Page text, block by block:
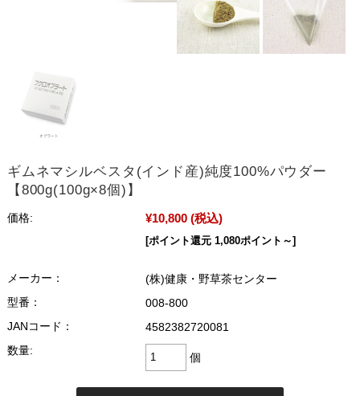
ギムネマシルベスタ(インド産)純度100%パウダー
【800g(100g×8個)】
価格: ¥10,800 (税込)
[ポイント還元 1,080ポイント～]
メーカー：
(株)健康・野草茶センター
型番：
008-800
JANコード：
4582382720081
数量:
個